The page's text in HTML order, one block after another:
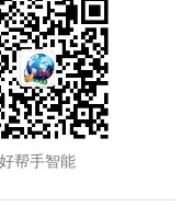
好帮手智能